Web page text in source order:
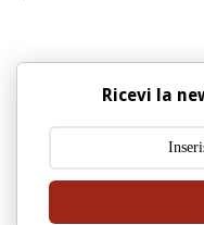
Ricevi la